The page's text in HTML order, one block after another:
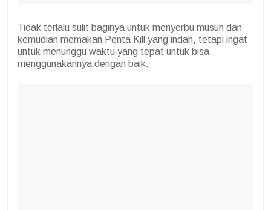
Tidak terlalu sulit baginya untuk menyerbu musuh dan
kemudian memakan Penta Kill yang indah, tetapi ingat
untuk menunggu waktu yang tepat untuk bisa
menggunakannya dengan baik.